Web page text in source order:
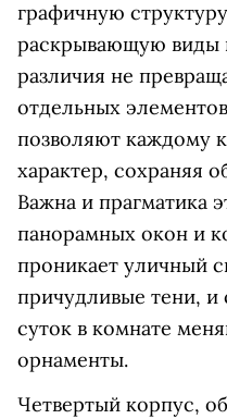
графичную
раскрывающую виды
различия не
отдельных
позволяют каждому
характер, сохраняя
Важна и прагматика
панорамных окон и
проникает уличный
причудливые тени,
суток в комнате
орнаменты.
Четвертый корпус,